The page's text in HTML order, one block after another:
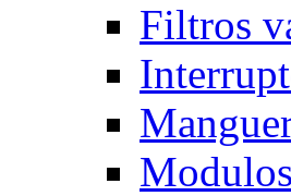
Filtros